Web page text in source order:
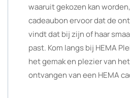
waaruit gekozen kan
cadeaubon ervoor dat de
vindt dat bij zijn of haar
past. Kom langs bij HEMA
het gemak en plezier van
ontvangen van een HEMA